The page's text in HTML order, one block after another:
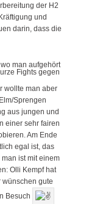
der H2
und
darin, dass die
man aufgehört
Fights gegen
wollte man aber
Sprengen
aus jungen und
einer sehr fairen
Am Ende
egal ist, das
ist mit einem
Olli Kempf hat
wünschen gute
Besuch